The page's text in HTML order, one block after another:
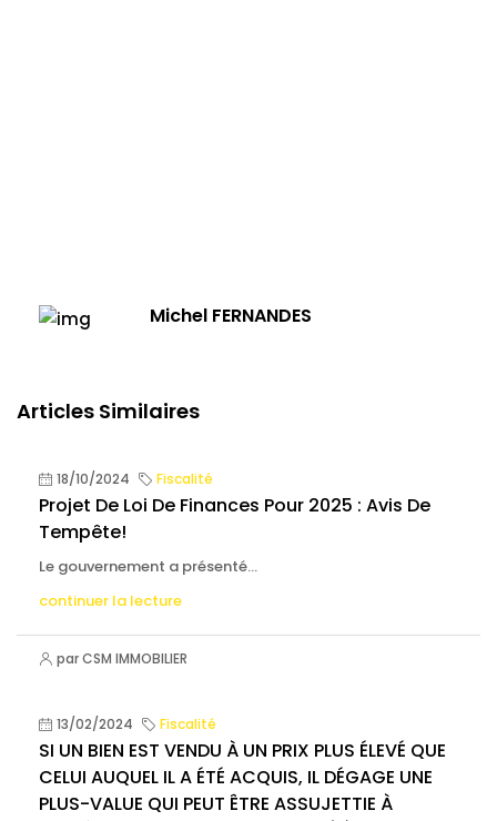
Michel FERNANDES
Articles Similaires
18/10/2024 Fiscalité
Projet De Loi De Finances Pour 2025 : Avis De
Tempête!
Le gouvernement a présenté...
continuer la lecture
par CSM IMMOBILIER
13/02/2024 Fiscalité
SI UN BIEN EST VENDU À UN PRIX PLUS ÉLEVÉ QUE
CELUI AUQUEL IL A ÉTÉ ACQUIS, IL DÉGAGE UNE
PLUS-VALUE QUI PEUT ÊTRE ASSUJETTIE À